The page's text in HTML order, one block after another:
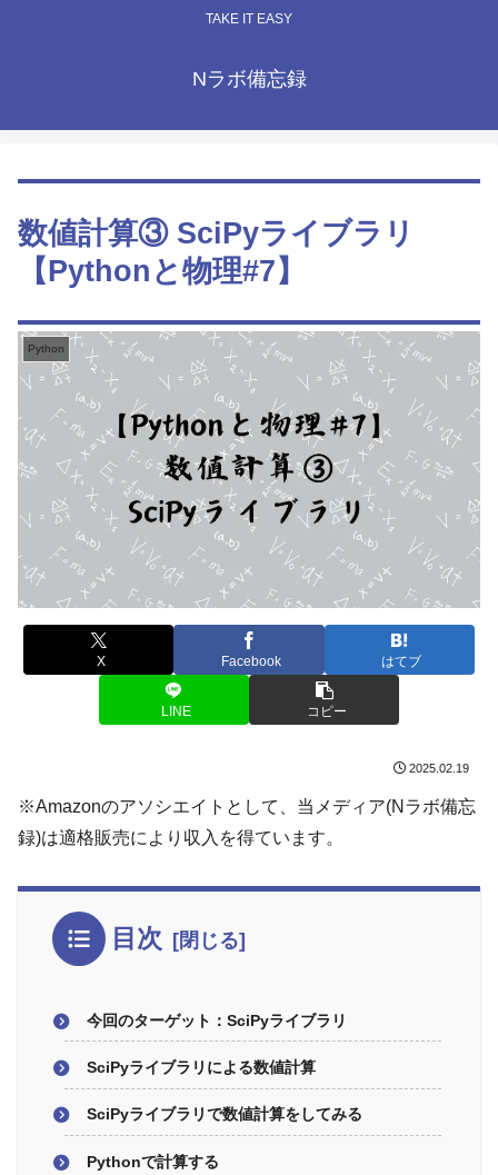
TAKE IT EASY
Nラボ備忘録
数値計算③ SciPyライブラリ
【Pythonと物理#7】
Python
X Facebook はてブ
LINE コピー
2025.02.19
※Amazonのアソシエイトとして、当メディア(Nラボ備忘
録)は適格販売により収入を得ています。
目次
今回のターゲット：SciPyライブラリ
SciPyライブラリによる数値計算
SciPyライブラリで数値計算をしてみる
Pythonで計算する